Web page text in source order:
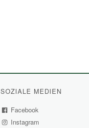
SOZIALE MEDIEN
Facebook
Instagram